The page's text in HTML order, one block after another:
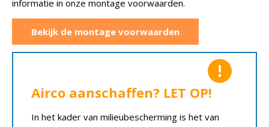
informatie in onze montage voorwaarden.
Bekijk de montage voorwaarden
Airco aanschaffen? LET OP!
In het kader van milieubescherming is het van